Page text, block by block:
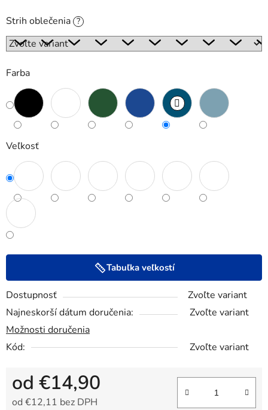
Strih oblečenia ?
Farba
Veľkosť
Tabuľka veľkostí
Dostupnosť
Zvoľte variant
Najneskorší dátum doručenia:
Zvoľte variant
Možnosti doručenia
Kód:
Zvoľte variant
od €14,90
od €12,11 bez DPH